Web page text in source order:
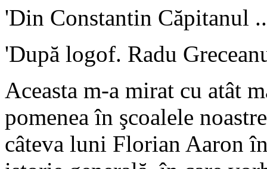
'Din Constantin Căpitanul
'După logof. Radu
Aceasta m-a mirat cu atât
pomenea în şcoalele
câteva luni Florian Aaron